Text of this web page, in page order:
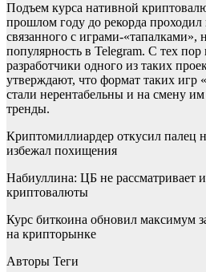
Подъем курса нативной
прошлом году до рекорда
связанного с играми-«тапалками»,
популярность в Telegram. C тех
разработчики одного из таких
утверждают, что формат таких игр
стали нерентабельны и на смену
тренды.
Криптомиллиардер откусил палец
избежал похищения
Набиуллина: ЦБ не рассматривает
криптовалюты
Курс биткоина обновил максимум
на крипторынке
Авторы Теги